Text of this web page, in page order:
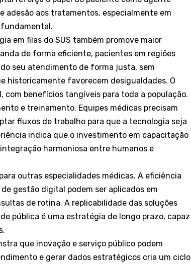
adesão aos tratamentos, especialmente em
em filas do SUS também promove maior
de forma eficiente, pacientes em regiões
seu atendimento de forma justa, sem
historicamente favorecem desigualdades. O
benefícios tangíveis para toda a população.
e treinamento. Equipes médicas precisam
fluxos de trabalho para que a tecnologia seja
indica que o investimento em capacitação
harmoniosa entre humanos e
outras especialidades médicas. A eficiência
gestão digital podem ser aplicados em
de rotina. A replicabilidade das soluções
pública é uma estratégia de longo prazo, capaz
que inovação e serviço público podem
e gerar dados estratégicos cria um ciclo